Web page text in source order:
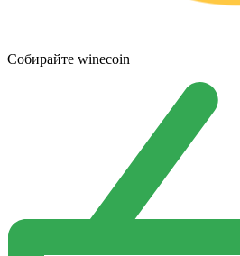
Собирайте winecoin